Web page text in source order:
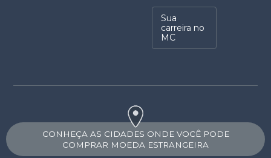
Sua
carreira no
MC
CONHEÇA AS CIDADES ONDE VOCÊ PODE
COMPRAR MOEDA ESTRANGEIRA